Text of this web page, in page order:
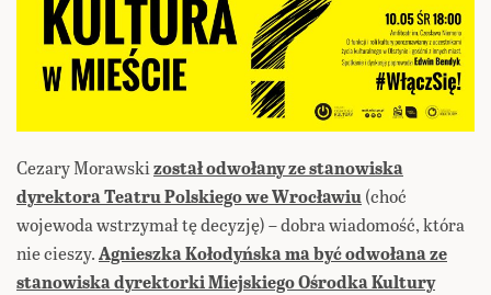
Cezary Morawskizostał odwołany ze stanowiska
dyrektora Teatru Polskiego we Wrocławiu (choć
wojewoda wstrzymał tę decyzję) – dobra wiadomość, która
nie cieszy.Agnieszka Kołodyńska ma być odwołana ze
stanowiska dyrektorki Miejskiego Ośrodka Kultury